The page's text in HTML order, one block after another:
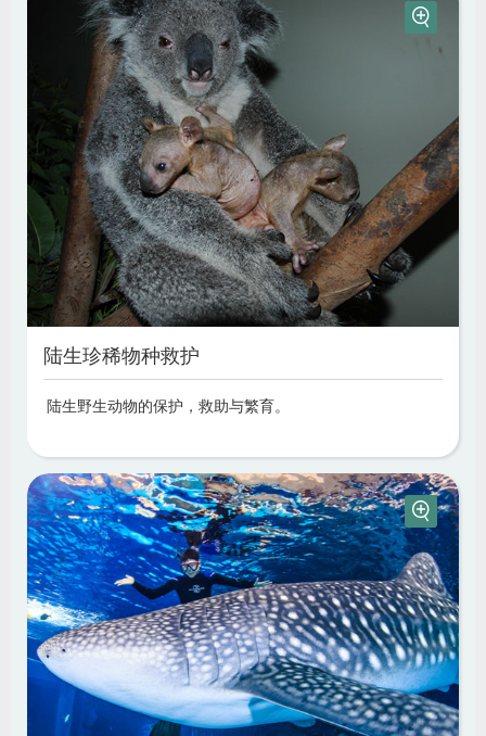
陆生珍稀物种救护
陆生野生动物的保护，救助与繁育。